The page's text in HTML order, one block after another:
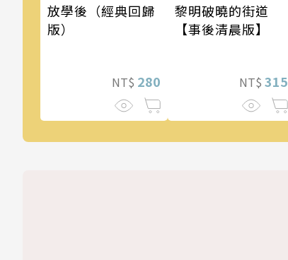
放學後（經典回歸
版）
NT$ 280
黎明破曉的街道
【事後清晨版】
NT$ 315